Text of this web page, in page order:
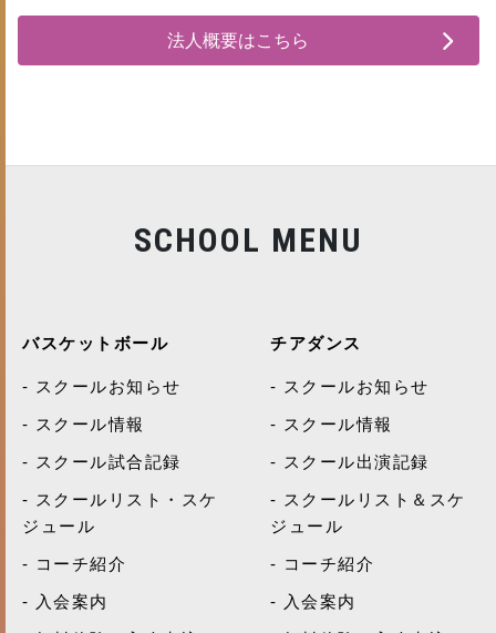
法人概要はこちら
SCHOOL MENU
バスケットボール
スクールお知らせ
スクール情報
スクール試合記録
スクールリスト・スケ
ジュール
コーチ紹介
入会案内
チアダンス
スクールお知らせ
スクール情報
スクール出演記録
スクールリスト＆スケ
ジュール
コーチ紹介
入会案内